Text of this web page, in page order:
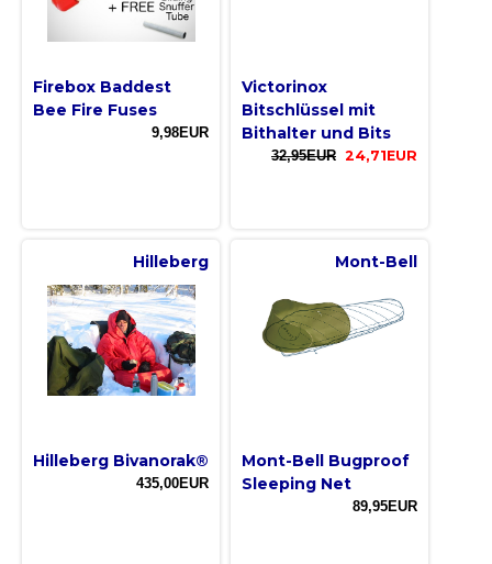
Firebox Baddest
Bee Fire Fuses
9,98EUR
Victorinox
Bitschlüssel mit
Bithalter und Bits
32,95EUR 24,71EUR
Hilleberg
Hilleberg Bivanorak®
435,00EUR
Mont-Bell
Mont-Bell Bugproof
Sleeping Net
89,95EUR